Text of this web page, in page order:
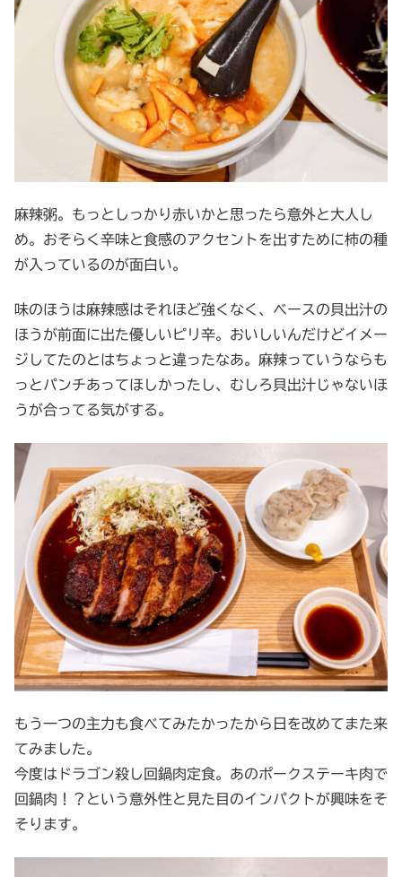
麻辣粥。もっとしっかり赤いかと思ったら意外と大人し
め。おそらく辛味と食感のアクセントを出すために柿の種
が入っているのが面白い。
味のほうは麻辣感はそれほど強くなく、ベースの貝出汁の
ほうが前面に出た優しいピリ辛。おいしいんだけどイメー
ジしてたのとはちょっと違ったなあ。麻辣っていうならも
っとパンチあってほしかったし、むしろ貝出汁じゃないほ
うが合ってる気がする。
もう一つの主力も食べてみたかったから日を改めてまた来
てみました。
今度はドラゴン殺し回鍋肉定食。あのポークステーキ肉で
回鍋肉！？という意外性と見た目のインパクトが興味をそ
そります。